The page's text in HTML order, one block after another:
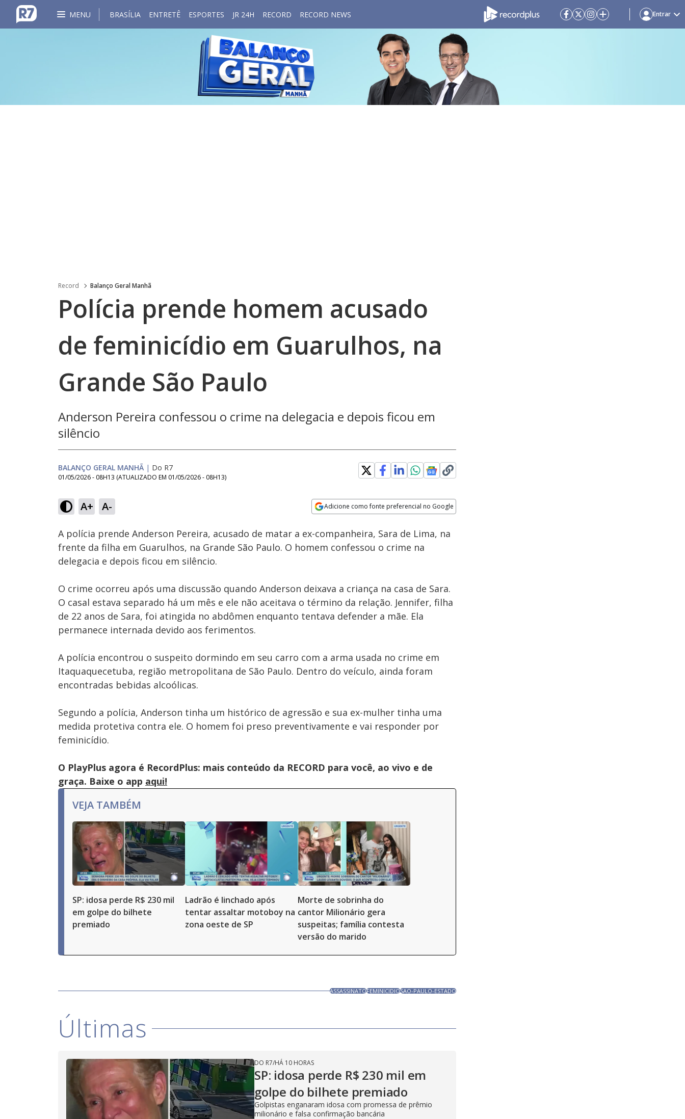
MENU BRASÍLIA ENTRETÊ ESPORTES JR 24H RECORD RECORD NEWS Entrar
Record Balanço Geral Manhã
Polícia prende homem acusado
de feminicídio em Guarulhos, na
Grande São Paulo
Anderson Pereira confessou o crime na delegacia e depois ficou em
silêncio
BALANÇO GERAL MANHÃ | Do R7
01/05/2026 - 08H13 (ATUALIZADO EM 01/05/2026 - 08H13)
A+ A- Adicione como fonte preferencial no Google
Ativar
Som
17.69%
Velocidade
A polícia prende Anderson Pereira, acusado de matar a ex-companheira, Sara de Lima, na
frente da filha em Guarulhos, na Grande São Paulo. O homem confessou o crime na
delegacia e depois ficou em silêncio.
O crime ocorreu após uma discussão quando Anderson deixava a criança na casa de Sara.
O casal estava separado há um mês e ele não aceitava o término da relação. Jennifer, filha
de 22 anos de Sara, foi atingida no abdômen enquanto tentava defender a mãe. Ela
permanece internada devido aos ferimentos.
A polícia encontrou o suspeito dormindo em seu carro com a arma usada no crime em
Itaquaquecetuba, região metropolitana de São Paulo. Dentro do veículo, ainda foram
encontradas bebidas alcoólicas.
Segundo a polícia, Anderson tinha um histórico de agressão e sua ex-mulher tinha uma
medida protetiva contra ele. O homem foi preso preventivamente e vai responder por
feminicídio.
O PlayPlus agora é RecordPlus: mais conteúdo da RECORD para você, ao vivo e de
graça. Baixe o app aqui!
VEJA TAMBÉM
SP: idosa perde R$ 230 mil
em golpe do bilhete
premiado
Ladrão é linchado após
tentar assaltar motoboy na
zona oeste de SP
Morte de sobrinha do
cantor Milionário gera
suspeitas; família contesta
versão do marido
ASSASSINATOFEMINICIDIOSAO-PAULO-ESTADO
Últimas
DO R7/HÁ 10 HORAS
SP: idosa perde R$ 230 mil em
golpe do bilhete premiado
Golpistas enganaram idosa com promessa de prêmio
milionário e falsa confirmação bancária